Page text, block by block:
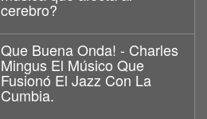
cerebro?
Que Buena Onda! - Charles
Mingus El Músico Que
Fusionó El Jazz Con La
Cumbia.